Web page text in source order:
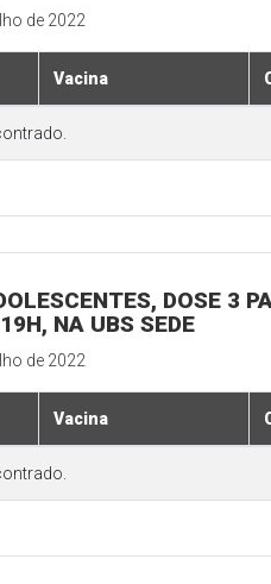
de 2022
Vacina
DOSE 3
NA UBS SEDE
de 2022
Vacina